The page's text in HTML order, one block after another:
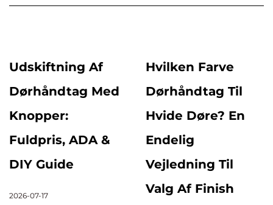
Udskiftning Af
Dørhåndtag Med
Knopper:
Fuldpris, ADA &
DIY Guide
2026-07-17
Hvilken Farve
Dørhåndtag Til
Hvide Døre? En
Endelig
Vejledning Til
Valg Af Finish